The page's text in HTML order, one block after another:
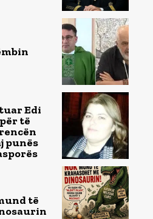
Edi
të
punës
të